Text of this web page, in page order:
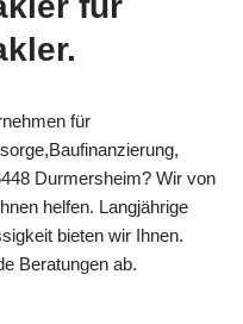
für
Durmersheim? Wir von
helfen. Langjährige
bieten wir Ihnen.
Beratungen ab.